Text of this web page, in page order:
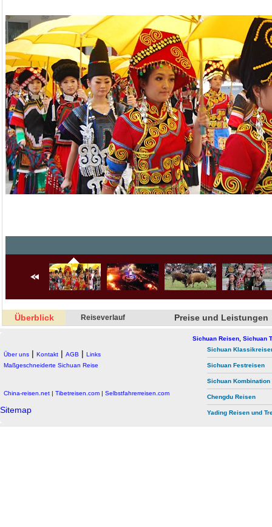
Überblick Reiseverlauf Preise und Leistungen
Über uns | Kontakt | AGB | Links
Maßgeschneiderte Sichuan Reise
Sichuan Reisen, Sichuan
Sichuan
Sichuan Festreisen
Sichuan Kombination
Chengdu Reisen
Yading Reisen und
China-reisen.net | Tibetreisen.com | Selbstfahrerreisen.com
Sitemap